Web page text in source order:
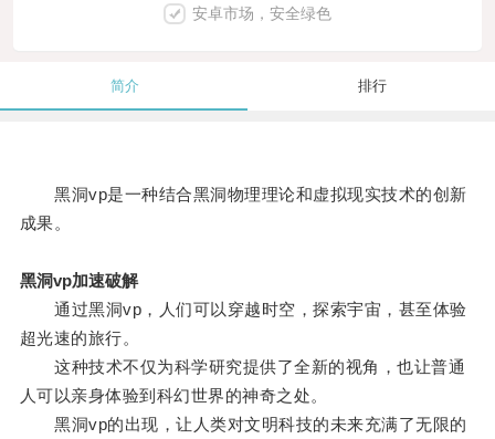
安卓市场，安全绿色
简介 排行
黑洞vp是一种结合黑洞物理理论和虚拟现实技术的创新
成果。
黑洞vp加速破解
通过黑洞vp，人们可以穿越时空，探索宇宙，甚至体验
超光速的旅行。
这种技术不仅为科学研究提供了全新的视角，也让普通
人可以亲身体验到科幻世界的神奇之处。
黑洞vp的出现，让人类对文明科技的未来充满了无限的